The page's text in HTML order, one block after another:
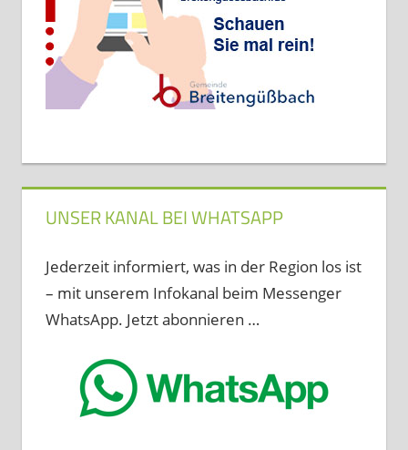
UNSER KANAL BEI WHATSAPP
Jederzeit informiert, was in der Region los ist
– mit unserem Infokanal beim Messenger
WhatsApp. Jetzt abonnieren …